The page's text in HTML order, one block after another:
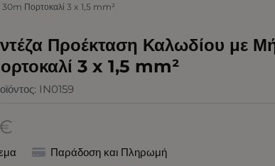
Πορτοκαλί 3 x 1,5 mm²
Προέκταση Καλωδίου με
3 x 1,5 mm²
IN0159
Παράδοση και Πληρωμή